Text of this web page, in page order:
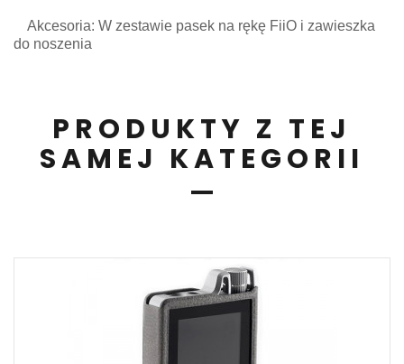
Akcesoria: W zestawie pasek na rękę FiiO i zawieszka
do noszenia
PRODUKTY Z TEJ
SAMEJ KATEGORII